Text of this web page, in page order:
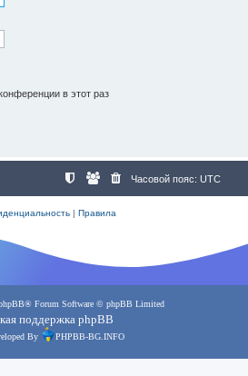
в этот раз
Часовой пояс: UTC
| Правила
® Forum Software © phpBB Limited
поддержка phpBB
By PHPBB-BG.INFO